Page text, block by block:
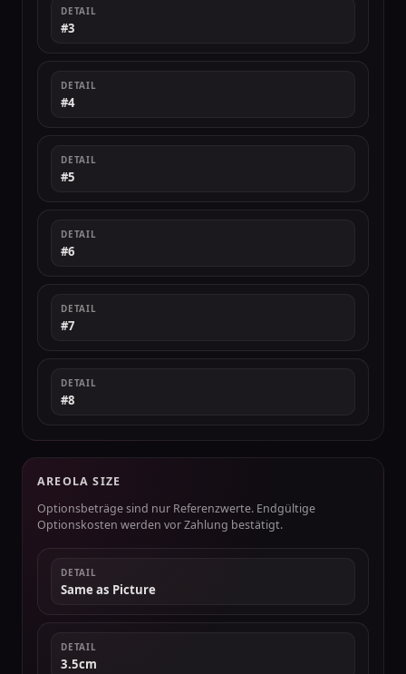
DETAIL
#3
DETAIL
#4
DETAIL
#5
DETAIL
#6
DETAIL
#7
DETAIL
#8
AREOLA SIZE
Optionsbeträge sind nur Referenzwerte. Endgültige
Optionskosten werden vor Zahlung bestätigt.
DETAIL
Same as Picture
DETAIL
3.5cm